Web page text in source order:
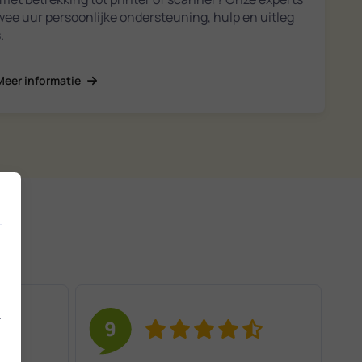
uur persoonlijke ondersteuning, hulp en uitleg
informatie
9